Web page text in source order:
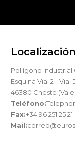
Localización
Pollígono Industrial
Esquina Vial 2 - Vial
46380 Cheste
Teléfono:
Fax:+34 96 251 25 21
Mail: